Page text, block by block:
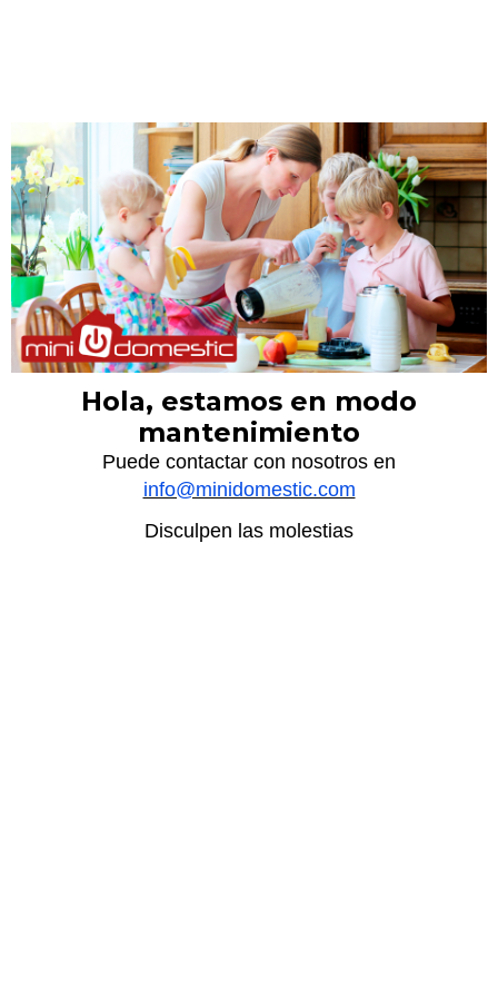
Hola, estamos en modo
mantenimiento
Puede contactar con nosotros en
info@minidomestic.com
Disculpen las molestias